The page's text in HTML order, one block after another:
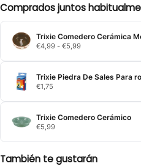
Comprados juntos
Trixie Comedero Cerámica
€4,99 - €5,99Rango
precios:
€4,99
Trixie Piedra De Sales Para
€1,75
Trixie Comedero Cerámico
€5,99
También te gustarán